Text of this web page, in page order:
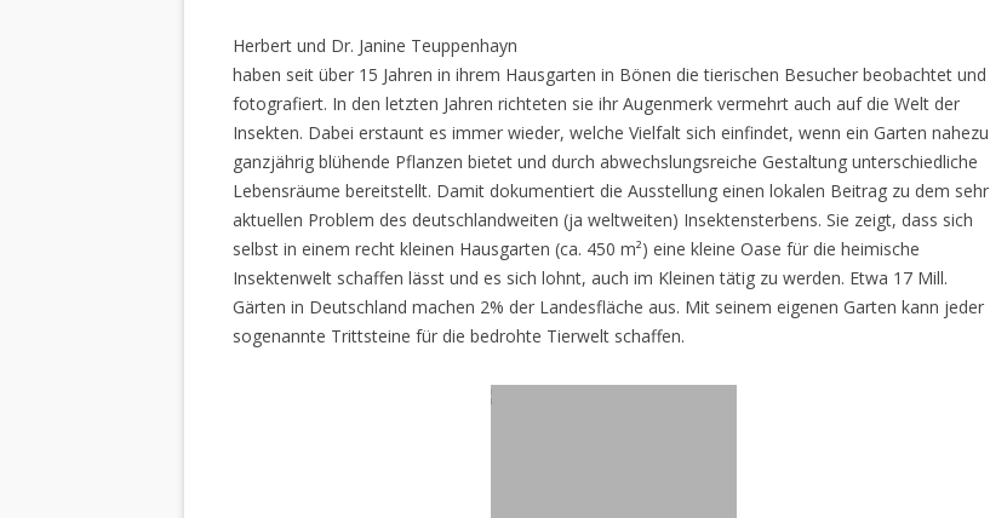
Herbert und Dr. Janine Teuppenhayn
haben seit über 15 Jahren in ihrem Hausgarten in Bönen die tierischen Besucher beobachtet und
fotografiert. In den letzten Jahren richteten sie ihr Augenmerk vermehrt auch auf die Welt der
Insekten. Dabei erstaunt es immer wieder, welche Vielfalt sich einfindet, wenn ein Garten nahezu
ganzjährig blühende Pflanzen bietet und durch abwechslungsreiche Gestaltung unterschiedliche
Lebensräume bereitstellt. Damit dokumentiert die Ausstellung einen lokalen Beitrag zu dem sehr
aktuellen Problem des deutschlandweiten (ja weltweiten) Insektensterbens. Sie zeigt, dass sich
selbst in einem recht kleinen Hausgarten (ca. 450 m²) eine kleine Oase für die heimische
Insektenwelt schaffen lässt und es sich lohnt, auch im Kleinen tätig zu werden. Etwa 17 Mill.
Gärten in Deutschland machen 2% der Landesfläche aus. Mit seinem eigenen Garten kann jeder
sogenannte Trittsteine für die bedrohte Tierwelt schaffen.